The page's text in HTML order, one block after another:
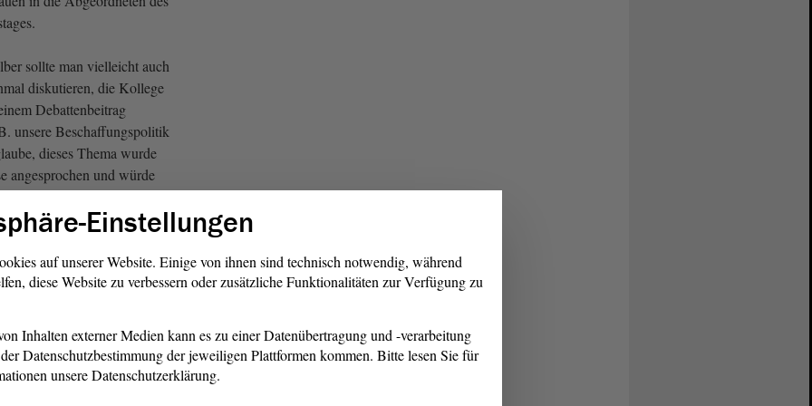
sollte man vielleicht auch
diskutieren, die Kollege
Debattenbeitrag
unsere Beschaffungspolitik
dieses Thema wurde
angesprochen und würde
Trotzdem sollte man
Weltmarkt Gas
kritisch betrachten.
dass sich die
Fraktion
Vorschlägen zur
Katalogs über
Einstellungen
auf unserer Website. Einige von ihnen sind technisch notwendig, während
diese Website zu verbessern oder zusätzliche Funktionalitäten zur Verfügung zu
Inhalten externer Medien kann es zu einer Datenübertragung und -verarbeitung
Datenschutzbestimmung der jeweiligen Plattformen kommen. Bitte lesen Sie für
unsere Datenschutzerklärung.